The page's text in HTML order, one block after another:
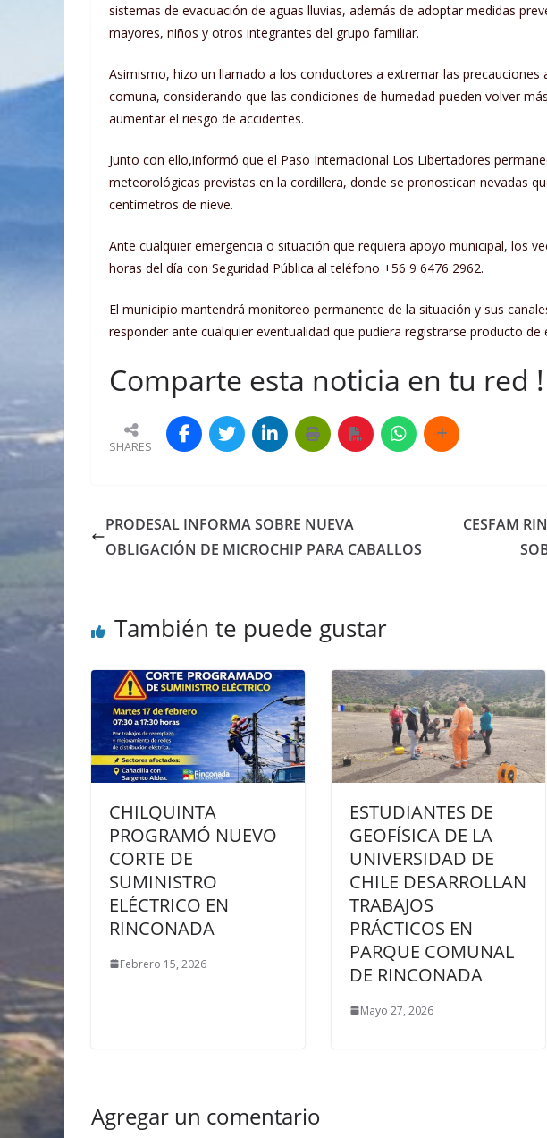
sistemas de evacuación de aguas lluvias, además de adoptar medidas
mayores, niños y otros integrantes del grupo familiar.
Asimismo, hizo un llamado a los conductores a extremar las precauciones
comuna, considerando que las condiciones de humedad pueden volver
aumentar el riesgo de accidentes.
Junto con ello,informó que el Paso Internacional Los Libertadores
meteorológicas previstas en la cordillera, donde se pronostican nevadas
centímetros de nieve.
Ante cualquier emergencia o situación que requiera apoyo municipal, los
horas del día con Seguridad Pública al teléfono +56 9 6476 2962.
El municipio mantendrá monitoreo permanente de la situación y sus
responder ante cualquier eventualidad que pudiera registrarse producto
Comparte esta noticia en tu red !
SHARES
PRODESAL INFORMA SOBRE NUEVA
OBLIGACIÓN DE MICROCHIP PARA CABALLOS
CESFAM
También te puede gustar
CHILQUINTA
PROGRAMÓ NUEVO
CORTE DE
SUMINISTRO
ELÉCTRICO EN
RINCONADA
Febrero 15, 2026
ESTUDIANTES DE
GEOFÍSICA DE LA
UNIVERSIDAD DE
CHILE DESARROLLAN
TRABAJOS
PRÁCTICOS EN
PARQUE COMUNAL
DE RINCONADA
Mayo 27, 2026
Agregar un comentario